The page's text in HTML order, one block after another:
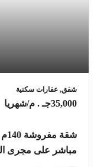
شقق, عقارات سكنية
35,000جـ . م /شهريا
مباشر على مجرى